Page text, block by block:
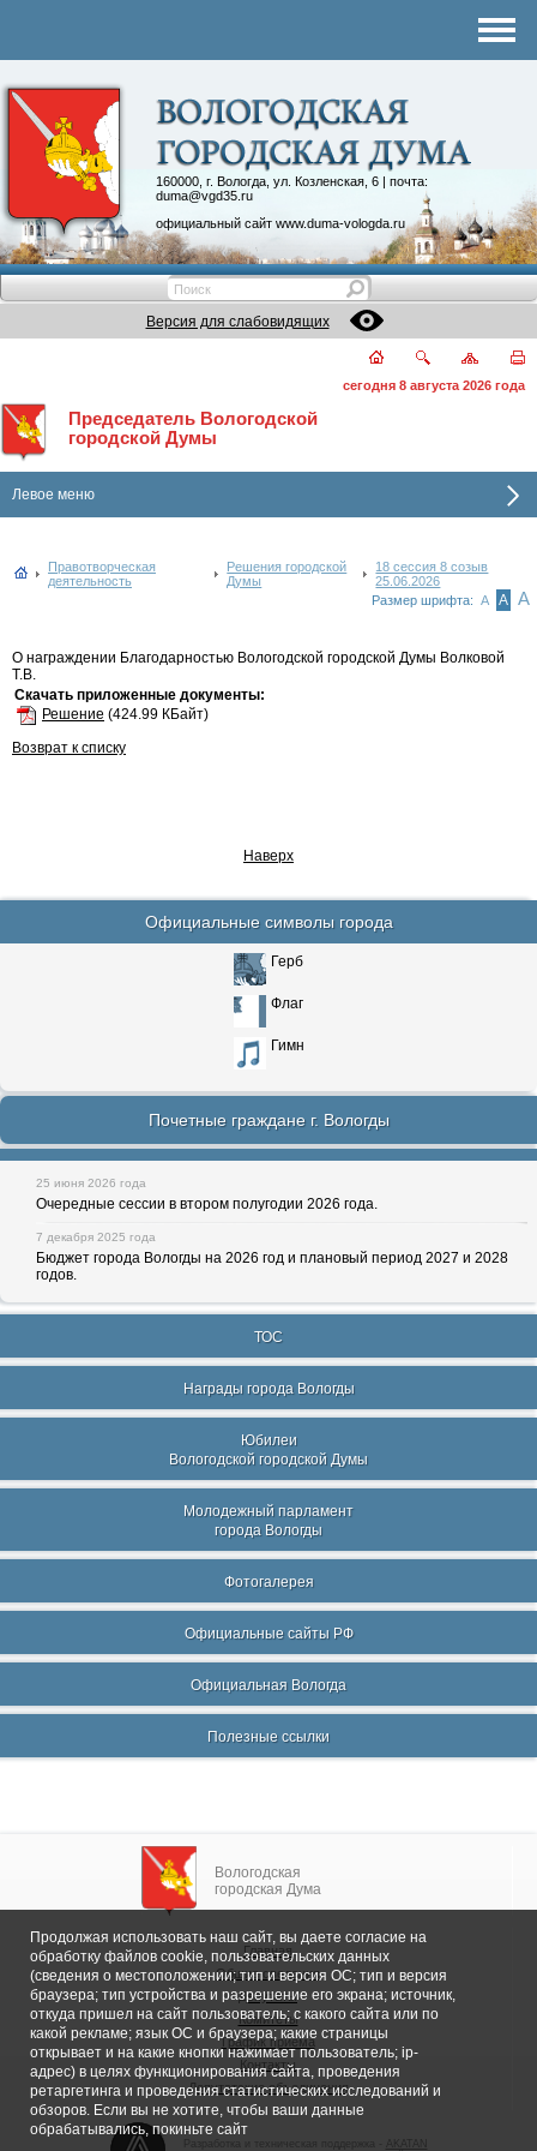
160000, г. Вологда, ул. Козленская, 6 | почта:
duma@vgd35.ru
официальный сайт www.duma-vologda.ru
Контакты
Депутатские объединения
Версия для слабовидящих
сегодня 8 августа 2026 года
Председатель Вологодской
городской Думы
Левое меню
Правотворческая
деятельность
Решения городской
Думы
18 сессия 8 созыв
25.06.2026
Размер шрифта: А А А
О награждении Благодарностью Вологодской городской Думы Волковой
Т.В.
Скачать приложенные документы:
Решение (424.99 КБайт)
Возврат к списку
Наверх
Официальные символы города
Герб
Флаг
Гимн
Почетные граждане г. Вологды
25 июня 2026 года
Очередные сессии в втором полугодии 2026 года.
7 декабря 2025 года
Бюджет города Вологды на 2026 год и плановый период 2027 и 2028
годов.
ТОС
Награды города Вологды
Юбилеи
Вологодской городской Думы
Молодежный парламент
города Вологды
Фотогалерея
Официальные сайты РФ
Официальная Вологда
Полезные ссылки
Вологодская
городская Дума
Главная
Общие сведения
Депутаты
Комитеты
График приема
Контакты
Депутатские объединения
Продолжая использовать наш сайт, вы даете согласие на
обработку файлов cookie, пользовательских данных
(сведения о местоположении; тип и версия ОС; тип и версия
браузера; тип устройства и разрешение его экрана; источник,
откуда пришел на сайт пользователь; с какого сайта или по
какой рекламе; язык ОС и браузера; какие страницы
открывает и на какие кнопки нажимает пользователь; ip-
адрес) в целях функционирования сайта, проведения
ретаргетинга и проведения статистических исследований и
обзоров. Если вы не хотите, чтобы ваши данные
обрабатывались, покиньте сайт